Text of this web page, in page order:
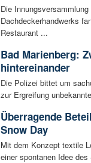
Die
Dachdeckerhandwerks
Restaurant ...
Bad Marienberg:
hintereinander
Die Polizei bittet um
zur Ergreifung
Überragende
Snow Day
Mit dem Konzept textile
einer spontanen Idee